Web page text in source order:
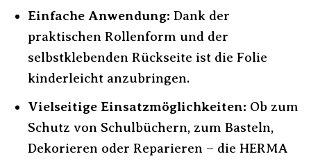
Einfache Anwendung: Dank der
praktischen Rollenform und der
selbstklebenden Rückseite ist die Folie
kinderleicht anzubringen.
Vielseitige Einsatzmöglichkeiten: Ob zum
Schutz von Schulbüchern, zum Basteln,
Dekorieren oder Reparieren – die HERMA